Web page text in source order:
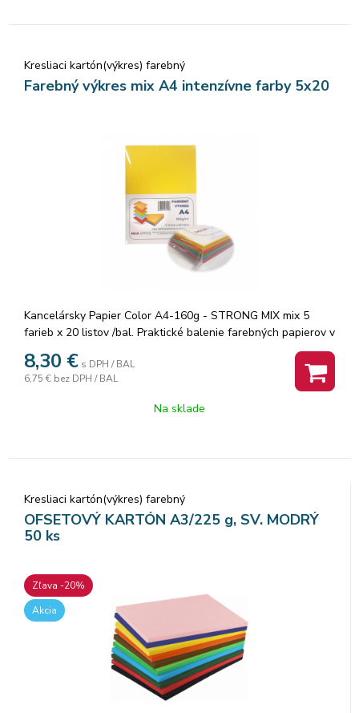
Kresliaci kartón(výkres) farebný
Farebný výkres mix A4 intenzívne farby 5x20
Kancelársky Papier Color A4-160g - STRONG MIX mix 5
farieb x 20 listov /bal. Praktické balenie farebných papierov v
intenzívnych farbách - citrónžltá, malinová, citrus.zeleň,
tyrkysová, fialová.
8,30 € s DPH / BAL
6,75 € bez DPH / BAL
Na sklade
Kresliaci kartón(výkres) farebný
OFSETOVÝ KARTÓN A3/225 g, SV. MODRÝ
50 ks
Zľava -20%
Akcia